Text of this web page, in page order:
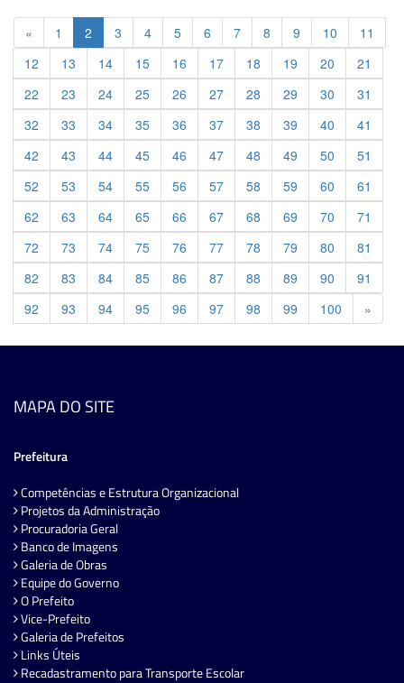
« Previous
1 2 3 4 5 6 7 8 9 10
11
12
13 14 15 16 17 18 19 20
21
22
23 24 25 26 27 28 29 30
31
32
33 34 35 36 37 38 39 40
41
42
43 44 45 46 47 48 49 50
51
52
53 54 55 56 57 58 59 60
61
62
63 64 65 66 67 68 69 70
71
72
73 74 75 76 77 78 79 80
81
82
83 84 85 86 87 88 89 90
91
92
93 94 95 96 97 98 99 100 »
MAPA DO SITE
Prefeitura
Competências e Estrutura Organizacional
Projetos da Administração
Procuradoria Geral
Banco de Imagens
Galeria de Obras
Equipe do Governo
O Prefeito
Vice-Prefeito
Galeria de Prefeitos
Links Úteis
Recadastramento para Transporte Escolar